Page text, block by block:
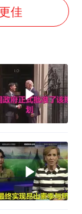
出180颗铁钉
剧
准中国记者
奋力开创中国式现代化建设新局面
佳